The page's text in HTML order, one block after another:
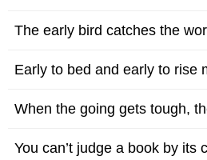
The early bird catches the worm. 일찍 일
Early to bed and early to rise
When the going gets tough, the
You can’t judge a book by its cover.